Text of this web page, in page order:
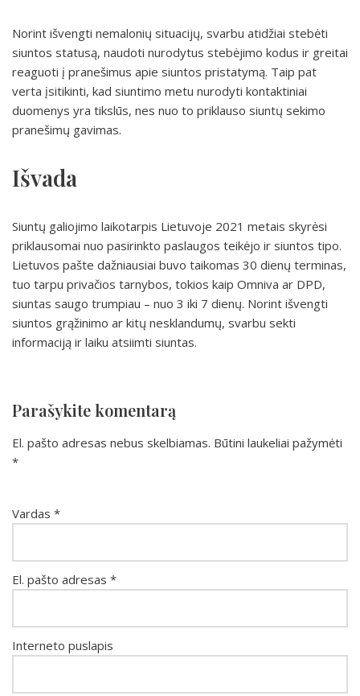
Norint išvengti nemalonių situacijų, svarbu atidžiai stebėti
siuntos statusą, naudoti nurodytus stebėjimo kodus ir greitai
reaguoti į pranešimus apie siuntos pristatymą. Taip pat
verta įsitikinti, kad siuntimo metu nurodyti kontaktiniai
duomenys yra tikslūs, nes nuo to priklauso siuntų sekimo
pranešimų gavimas.
Išvada
Siuntų galiojimo laikotarpis Lietuvoje 2021 metais skyrėsi
priklausomai nuo pasirinkto paslaugos teikėjo ir siuntos tipo.
Lietuvos pašte dažniausiai buvo taikomas 30 dienų terminas,
tuo tarpu privačios tarnybos, tokios kaip Omniva ar DPD,
siuntas saugo trumpiau – nuo 3 iki 7 dienų. Norint išvengti
siuntos grąžinimo ar kitų nesklandumų, svarbu sekti
informaciją ir laiku atsiimti siuntas.
Parašykite komentarą
El. pašto adresas nebus skelbiamas. Būtini laukeliai pažymėti
*
Vardas *
El. pašto adresas *
Interneto puslapis